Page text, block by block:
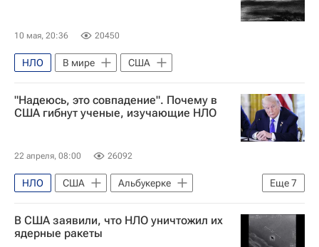
10 мая, 20:36 20450
НЛО В мире США
"Надеюсь, это совпадение". Почему в
США гибнут ученые, изучающие НЛО
22 апреля, 08:00 26092
Еще7
НЛО США
Альбукерке
Дональд Трамп
Барак Обама
Пит Хегсет
НАСА
В США заявили, что НЛО уничтожил их
ядерные ракеты